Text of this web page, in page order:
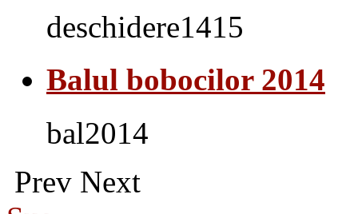
deschidere1415
Balul bobocilor 2014
bal2014
Prev Next